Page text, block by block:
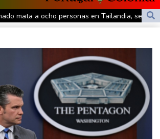
mata a ocho personas en Tailandia, seis de
muertos y 15 heridos por tiroteo en una escuela
sostienen primer encuentro hacia una
en Venezuela
inician diálogo con miras a una transición